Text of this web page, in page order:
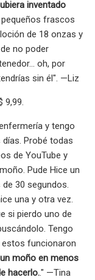
inventado
frascos
de 18 onzas y
no poder
oh, por
sin él". —Liz
9,99.
y tengo
Probé todas
de YouTube y
Pude Hice un
30 segundos.
una y otra vez.
si pierdo uno de
Tengo
estos funcionaron
moño en menos
hacerlo.." —Tina